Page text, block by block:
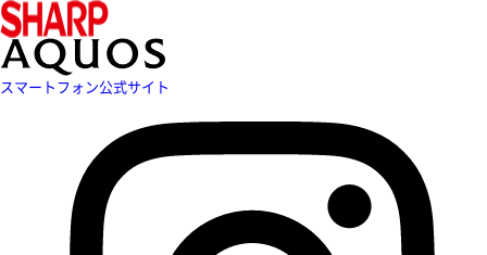
スマートフォン公式サイト